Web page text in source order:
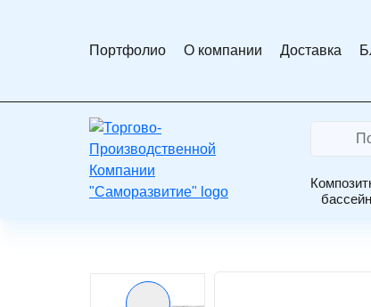
Портфолио О компании Доставка
На
главную
Поиск...
Главная Каталог
Павильоны для
Павильон для бассейна AVANGARD